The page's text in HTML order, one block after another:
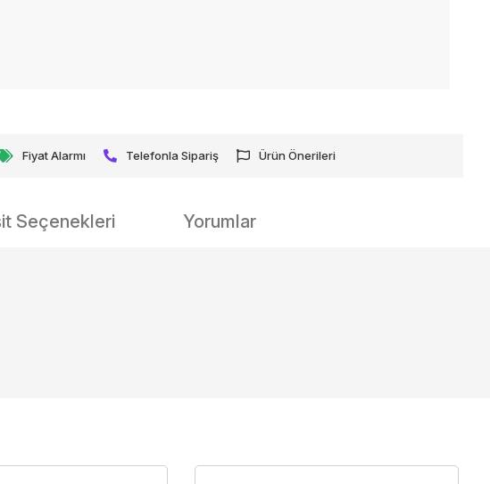
Fiyat Alarmı Telefonla Sipariş Ürün Önerileri
Seçenekleri Yorumlar